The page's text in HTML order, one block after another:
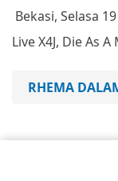
Bekasi, Selasa
Live X4J, Die As
RHEMA